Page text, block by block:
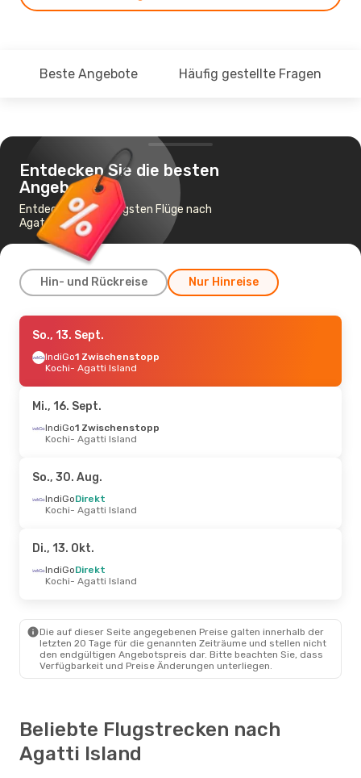
Beste Angebote Häufig gestellte Fragen
Entdecken Sie die besten
Angebote
Entdecke die günstigsten Flüge nach
Agatti Island
Hin- und Rückreise Nur Hinreise
Fr., 11. Sept.- So., 13. Sept.
IndiGoDirekt
Bangalore- Agatti Island
Agatti Island- Bangalore
Fr., 18. Sept.- So., 20. Sept.
IndiGo
Direkt
Agatti Island
IndiGoDirekt
Kochi - Agatti Island
IndiGoDirekt
Agatti Island- Kochi
Mo., 26. Okt.- Di., 3. Nov.
IndiGo Direkt
Bangalore- Agatti Island
IndiGoDirekt
Agatti Island - Bangalore
So., 13. Sept.
IndiGo1 Zwischenstopp
Kochi- Agatti Island
Mi., 16. Sept.
IndiGo1 Zwischenstopp
Kochi- Agatti Island
So., 30. Aug.
IndiGoDirekt
Kochi- Agatti Island
Di., 13. Okt.
IndiGoDirekt
Kochi- Agatti Island
Die auf dieser Seite angegebenen Preise galten innerhalb der
letzten 20 Tage für die genannten Zeiträume und stellen nicht
den endgültigen Angebotspreis dar. Bitte beachten Sie, dass
Verfügbarkeit und Preise Änderungen unterliegen.
Beliebte Flugstrecken nach
Agatti Island